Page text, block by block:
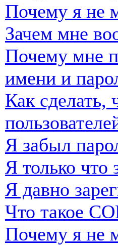
Почему я не
Зачем мне
Почему мне
имени и
Как сделать,
Я забыл
Я только что
Я давно
Что такое
Почему я не